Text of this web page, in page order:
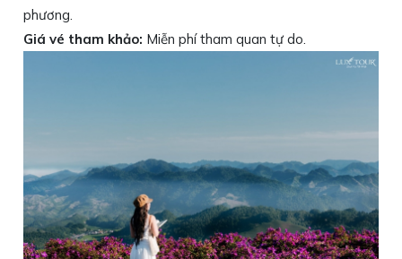
phương.
Giá vé tham khảo: Miễn phí tham quan tự do.